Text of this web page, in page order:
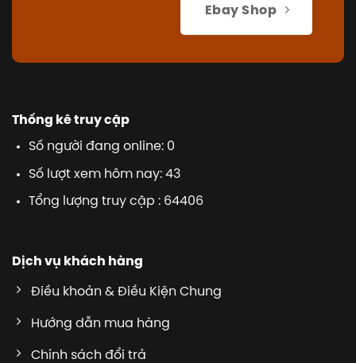
Ebay Shop
Thống kê truy cập
Số người đang online: 0
Số lượt xem hôm nay: 43
Tổng lượng truy cập : 64406
Dịch vụ khách hàng
Điều khoản & Điều Kiện Chung
Hướng dẫn mua hàng
Chính sách đổi trả